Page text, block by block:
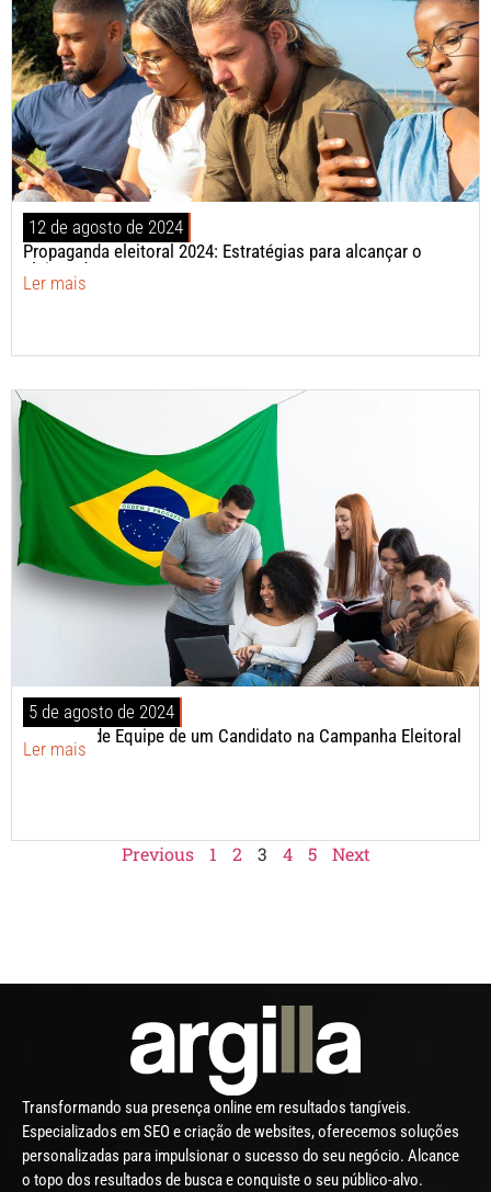
12 de agosto de 2024
Propaganda eleitoral 2024: Estratégias para alcançar o
eleitorado
Ler mais
5 de agosto de 2024
Estrutura de Equipe de um Candidato na Campanha Eleitoral
Ler mais
Previous 1 2 3 4 5 Next
Transformando sua presença online em resultados tangíveis.
Especializados em SEO e criação de websites, oferecemos soluções
personalizadas para impulsionar o sucesso do seu negócio. Alcance
o topo dos resultados de busca e conquiste o seu público-alvo.